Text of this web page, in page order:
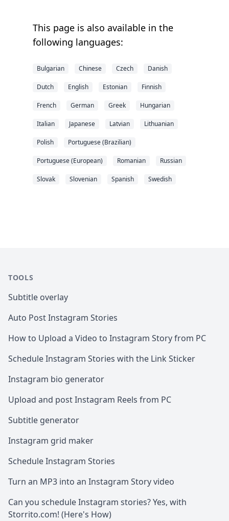
This page is also available in the
following languages:
Bulgarian Chinese Czech Danish
Dutch English Estonian Finnish
French German Greek Hungarian
Italian Japanese Latvian Lithuanian
Polish Portuguese (Brazilian)
Portuguese (European) Romanian Russian
Slovak Slovenian Spanish Swedish
TOOLS
Subtitle overlay
Auto Post Instagram Stories
How to Upload a Video to Instagram Story from PC
Schedule Instagram Stories with the Link Sticker
Instagram bio generator
Upload and post Instagram Reels from PC
Subtitle generator
Instagram grid maker
Schedule Instagram Stories
Turn an MP3 into an Instagram Story video
Can you schedule Instagram stories? Yes, with
Storrito.com! (Here's How)